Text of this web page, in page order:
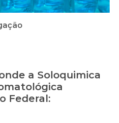
a Soloquimica
Federal: